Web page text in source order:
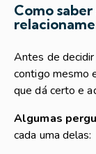
Como
Antes de
contigo mesmo
que dá certo e
Algumas
cada uma delas: